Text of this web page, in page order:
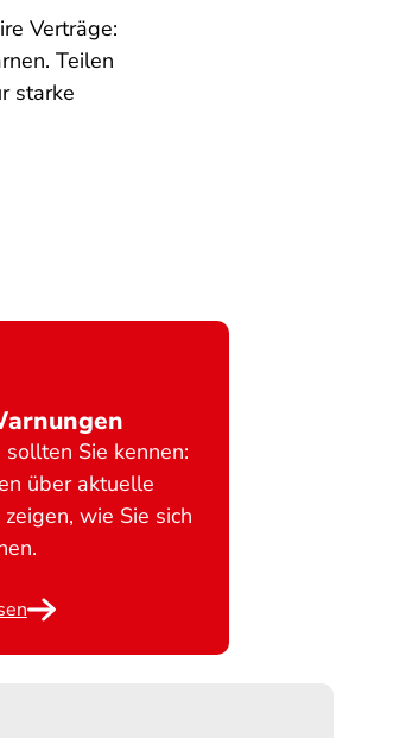
Verträge:
Teilen
starke
sollten Sie kennen:
über aktuelle
wie Sie sich